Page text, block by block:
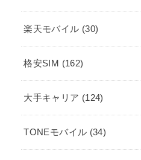
楽天モバイル (30)
格安SIM (162)
大手キャリア (124)
TONEモバイル (34)